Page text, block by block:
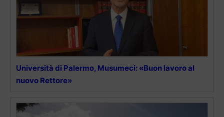
Università di Palermo, Musumeci: «Buon lavoro al
nuovo Rettore»